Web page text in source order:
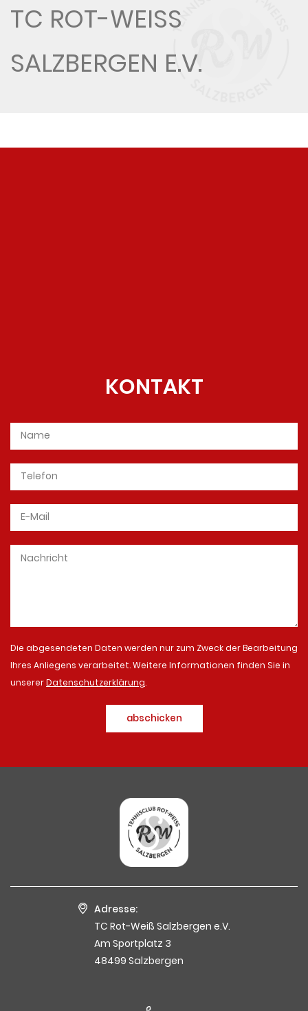
TC ROT-WEISS S
ALZBERGEN E.V.
KONTAKT
Die abgesendeten Daten werden nur zum Zweck der Bearbeitung
Ihres Anliegens verarbeitet. Weitere Informationen finden Sie in
unsererDatenschutzerklärung.
abschicken
Adresse:
TC Rot-Weiß Salzbergen e.V.
Am Sportplatz 3
48499 Salzbergen